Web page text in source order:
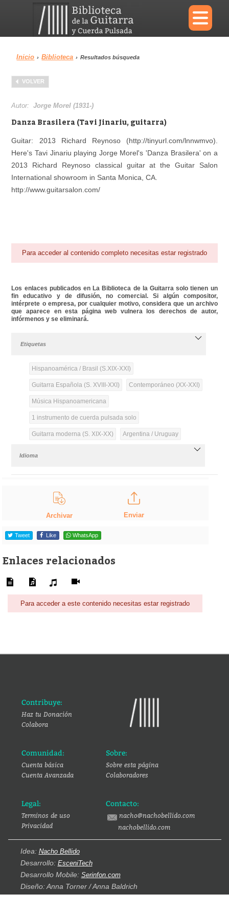
×
Menu
Biblioteca
Área personal Reproductor
Inicio › Biblioteca › Resultados búsqueda
VOLVER
Autor:Jorge Morel (1931-)
Danza Brasilera (Tavi Jinariu, guitarra)
Guitar: 2013 Richard Reynoso (http://tinyurl.com/lnnwmvo).
Here's Tavi Jinariu playing Jorge Morel's 'Danza Brasilera' on a
2013 Richard Reynoso classical guitar at the Guitar Salon
International showroom in Santa Monica, CA.
http://www.guitarsalon.com/
Para acceder al contenido completo necesitas estar registrado
Los enlaces publicados en La Biblioteca de la Guitarra solo tienen un
fin educativo y de difusión, no comercial. Si algún compositor,
intérprete o empresa, por cualquier motivo, considera que un archivo
que aparece en esta página web vulnera los derechos de autor,
infórmenos y se eliminará.
Etiquetas
Hispanoamérica / Brasil (S.XIX-XXI)
Guitarra Española (S. XVIII-XXI) Contemporáneo (XX-XXI)
Música Hispanoamericana
1 instrumento de cuerda pulsada solo
Guitarra moderna (S. XIX-XX) Argentina / Uruguay
Idioma
Archivar Enviar
Tweet Like WhatsApp
Enlaces relacionados
Para acceder a este contenido necesitas estar registrado
Contribuye:
Haz tu Donación
Colabora
Comunidad:
Cuenta básica
Cuenta Avanzada
Sobre:
Sobre esta página
Colaboradores
Legal:
Terminos de uso
Privacidad
Contacto:
nacho@nachobellido.com
nachobellido.com
Idea: Nacho Bellido
Desarrollo: EsceniTech
Desarrollo Mobile: Serinfon.com
Diseño: Anna Torner / Anna Baldrich